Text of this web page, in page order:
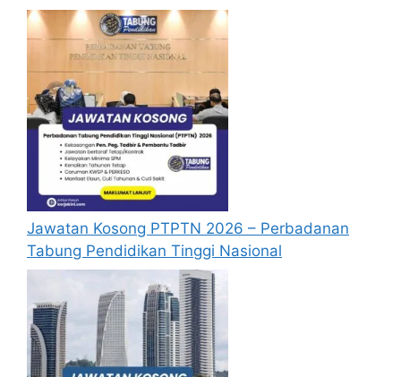
Jawatan Kosong PTPTN 2026 – Perbadanan
Tabung Pendidikan Tinggi Nasional